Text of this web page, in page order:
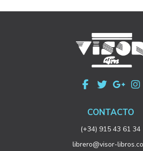
CONTACTO
(+34) 915 43 61 34
librero@visor-